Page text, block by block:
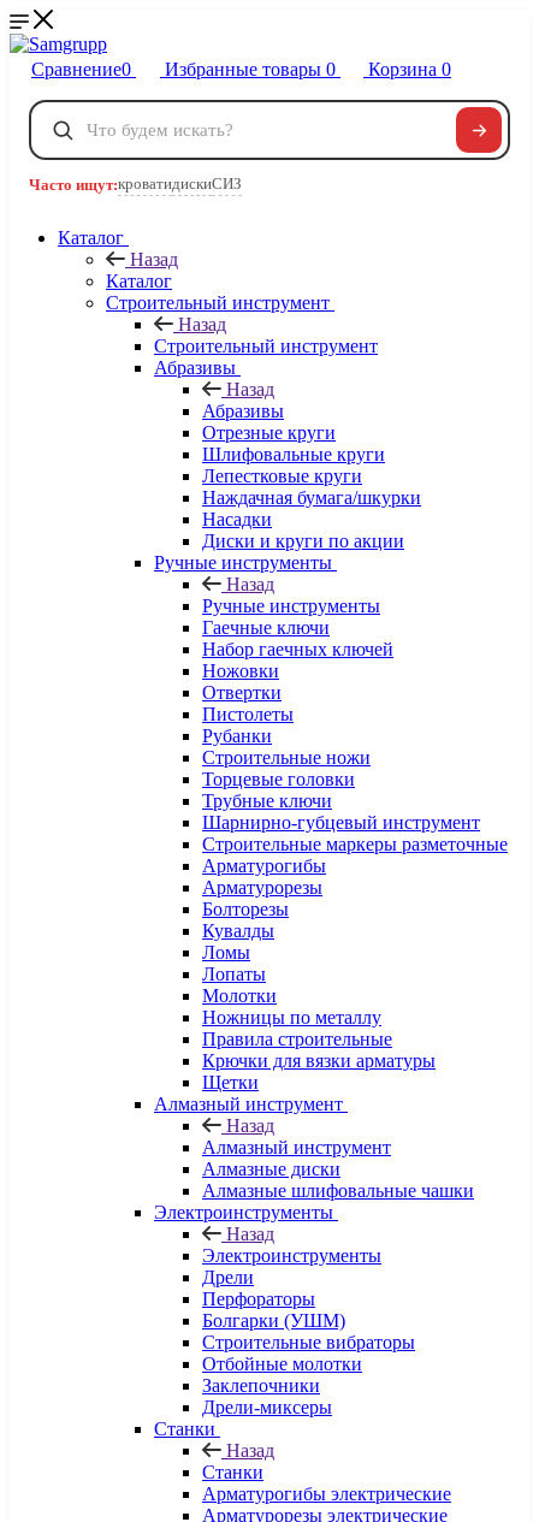
Сравнение0 Избранные товары 0 Корзина 0
Телефоны
8 800 222-40-09
Часто ищут:кроватидискиСИЗ
Каталог
Назад
Каталог
Строительный инструмент
Назад
Строительный инструмент
Абразивы
Назад
Абразивы
Отрезные круги
Шлифовальные круги
Лепестковые круги
Наждачная бумага/шкурки
Насадки
Диски и круги по акции
Ручные инструменты
Назад
Ручные инструменты
Гаечные ключи
Набор гаечных ключей
Ножовки
Отвертки
Пистолеты
Рубанки
Строительные ножи
Торцевые головки
Трубные ключи
Шарнирно-губцевый инструмент
Строительные маркеры разметочные
Арматурогибы
Арматурорезы
Болторезы
Кувалды
Ломы
Лопаты
Молотки
Ножницы по металлу
Правила строительные
Крючки для вязки арматуры
Щетки
Алмазный инструмент
Назад
Алмазный инструмент
Алмазные диски
Алмазные шлифовальные чашки
Электроинструменты
Назад
Электроинструменты
Дрели
Перфораторы
Болгарки (УШМ)
Строительные вибраторы
Отбойные молотки
Заклепочники
Дрели-миксеры
Станки
Назад
Станки
Арматурогибы электрические
Арматурорезы электрические